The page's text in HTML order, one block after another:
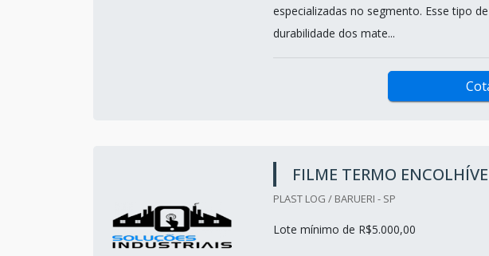
especializadas no segmento. Esse tipo
durabilidade dos mate...
FILME TERMO
PLAST LOG / BARUERI - SP
Lote mínimo de R$5.000,00